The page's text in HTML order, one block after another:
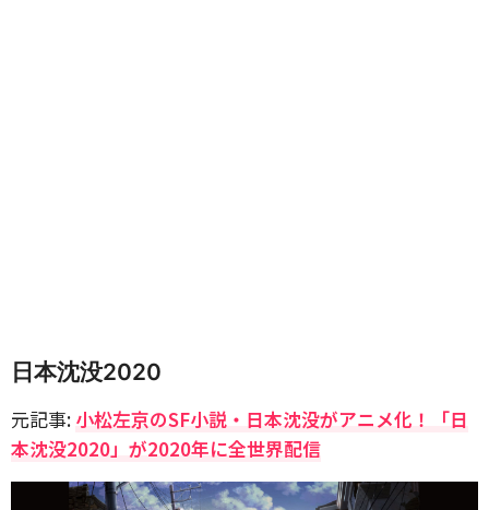
日本沈没2020
元記事: 小松左京のSF小説・日本沈没がアニメ化！「日
本沈没2020」が2020年に全世界配信